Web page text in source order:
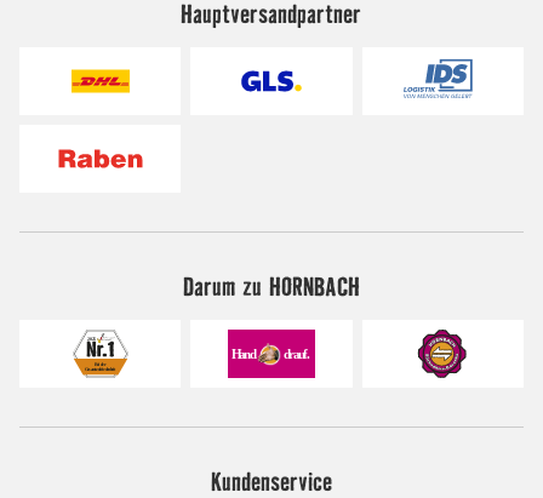
Hauptversandpartner
Darum zu HORNBACH
Kundenservice